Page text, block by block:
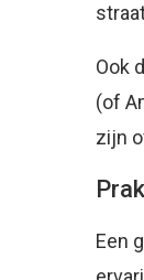
Ook
(of
zijn
Een